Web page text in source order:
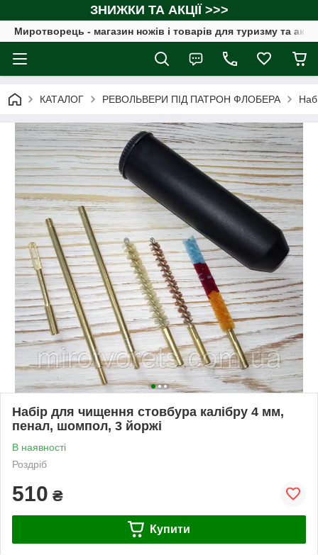
ЗНИЖКИ ТА АКЦІЇ >>>
Миротворець - магазин ножів і товарів для туризму та
КАТАЛОГ РЕВОЛЬВЕРИ ПІД ПАТРОН ФЛОБЕРА
Набір для чищення стовбура калібру 4 мм,
пенал, шомпол, 3 йоржі
В наявності
Роздріб
510 ₴
Купити